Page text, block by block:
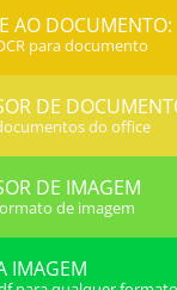
AO DOCUMENTO:
para documento
DE
do office
DE IMAGEM
de imagem
IMAGEM